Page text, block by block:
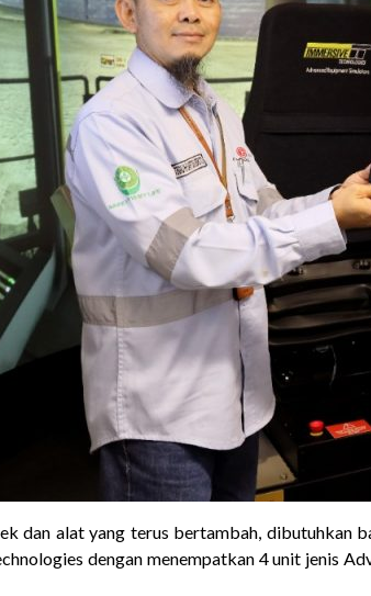
dan alat yang terus bertambah, dibutuhkan
dengan menempatkan 4 unit jenis